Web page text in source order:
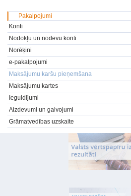
Pakalpojumi
Konti
Nodokļu un nodevu konti
Norēķini
e-pakalpojumi
Maksājumu karšu pieņemšana
Maksājumu kartes
Ieguldījumi
Aizdevumi un galvojumi
Grāmatvedības uzskaite